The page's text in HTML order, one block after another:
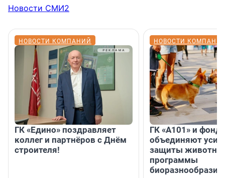
Новости СМИ2
НОВОСТИ КОМПАНИЙ
ГК «Едино» поздравляет
коллег и партнёров с Днём
строителя!
НОВОСТИ
ГК «А101» и фонд
объединяют
защиты
программы
биоразнообразия